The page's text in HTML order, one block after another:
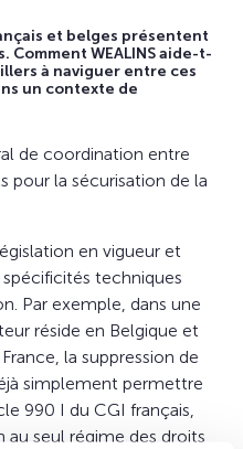
et belges présentent
WEALINS aide-t-
à naviguer entre ces
un contexte de
de coordination entre
pour la sécurisation de la
en vigueur et
techniques
Par exemple, dans une
réside en Belgique et
la suppression de
simplement permettre
990 I du CGI français,
seul régime des droits